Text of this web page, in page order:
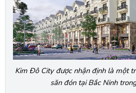
Kim Đô City được nhận định là một
săn đón tại Bắc Ninh